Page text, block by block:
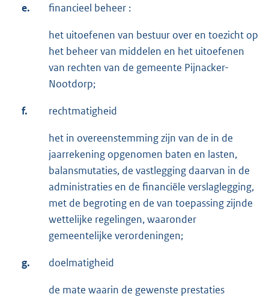
e. financieel beheer :
het uitoefenen van bestuur over en toezicht op
het beheer van middelen en het uitoefenen
van rechten van de gemeente Pijnacker-
Nootdorp;
f. rechtmatigheid
het in overeenstemming zijn van de in de
jaarrekening opgenomen baten en lasten,
balansmutaties, de vastlegging daarvan in de
administraties en de financiële verslaglegging,
met de begroting en de van toepassing zijnde
wettelijke regelingen, waaronder
gemeentelijke verordeningen;
g. doelmatigheid
de mate waarin de gewenste prestaties